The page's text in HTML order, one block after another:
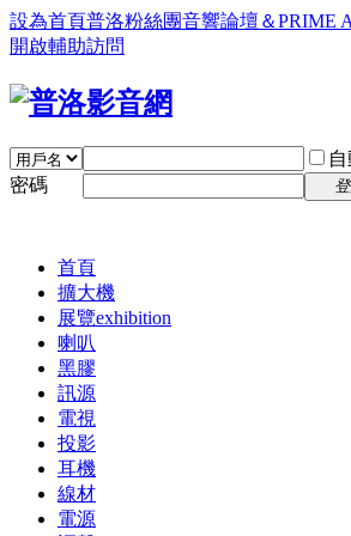
設為首頁普洛粉絲團音響論壇＆PRIME
開啟輔助訪問
密碼
首頁
擴大機
展覽exhibition
喇叭
黑膠
訊源
電視
投影
耳機
線材
電源